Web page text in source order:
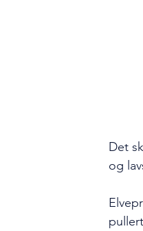
Det
og